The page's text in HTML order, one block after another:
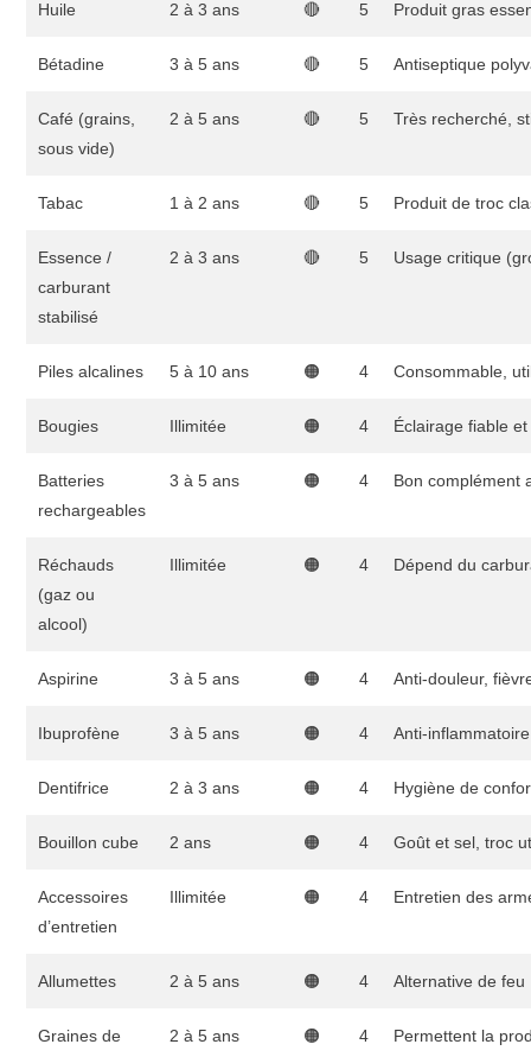
Huile 2 à 3 ans 🔴 5 Produit gras
Bétadine 3 à 5 ans 🔴 5 Antiseptique
Café (grains,
sous vide)
2 à 5 ans 🔴 5 Très recherché,
Tabac 1 à 2 ans 🔴 5 Produit de troc
Essence /
carburant
stabilisé
2 à 3 ans 🔴 5 Usage critique
Piles alcalines 5 à 10 ans 🟠 4 Consommable,
Bougies Illimitée 🟠 4 Éclairage fiable
Batteries
rechargeables
3 à 5 ans 🟠 4 Bon complément
Réchauds
(gaz ou
alcool)
Illimitée 🟠 4 Dépend du
Aspirine 3 à 5 ans 🟠 4 Anti-douleur,
Ibuprofène 3 à 5 ans 🟠 4 Anti-inflammatoire
Dentifrice 2 à 3 ans 🟠 4 Hygiène de
Bouillon cube 2 ans 🟠 4 Goût et sel, troc
Accessoires
d’entretien
Illimitée 🟠 4 Entretien des
Allumettes 2 à 5 ans 🟠 4 Alternative de feu
Graines de
2 à 5 ans 🟠 4 Permettent la